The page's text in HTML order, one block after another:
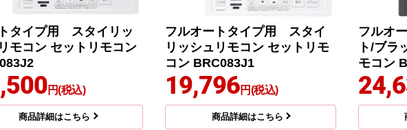
タイプ用 スタイリッ
モコン セットリモコン
円(税込)
商品詳細はこちら
フルオートタイプ用 スタイ
リッシュリモコン セットリモ
コン BRC083J1
19,796円(税込)
商品詳細はこちら
フルオ
ト/ブラ
モコン